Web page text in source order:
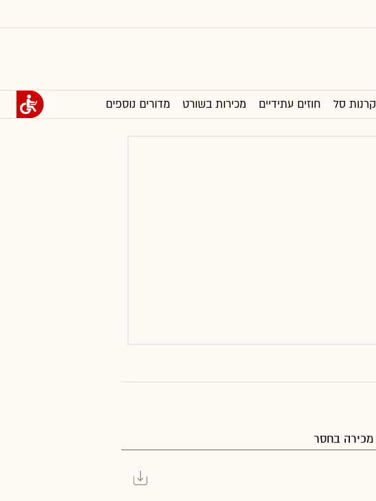
קרנות סל חוזים עתידיים מכירות בשורט מדורים נוספים
מכירה בחסר